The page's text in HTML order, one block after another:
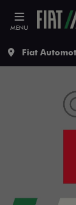
MENU
Fiat